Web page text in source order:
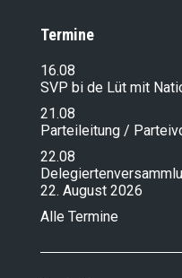
Termine
16.08
SVP bi de Lüt mit
21.08
Parteileitung /
22.08
22. August 2026
Alle Termine